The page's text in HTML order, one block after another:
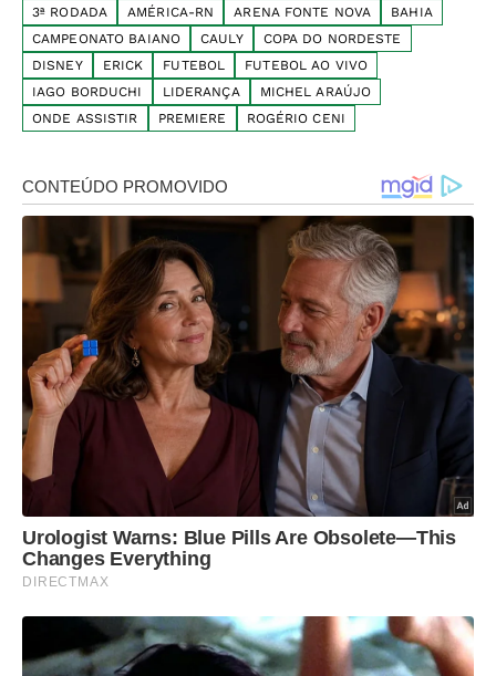
3ª RODADA AMÉRICA-RN ARENA FONTE NOVA
BAHIA
CAMPEONATO BAIANO
CAULY
COPA DO NORDESTE
DISNEY
ERICK FUTEBOL
FUTEBOL AO VIVO
IAGO BORDUCHI
LIDERANÇA
MICHEL ARAÚJO
ONDE ASSISTIR
PREMIERE ROGÉRIO CENI